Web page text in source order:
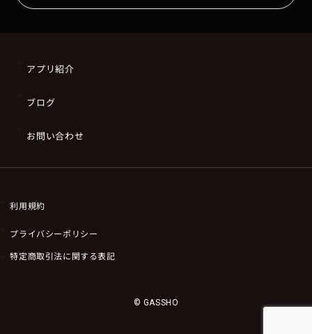
アプリ紹介
ブログ
お問い合わせ
利用規約
プライバシーポリシー
特定商取引法に関する表記
© GASSHO